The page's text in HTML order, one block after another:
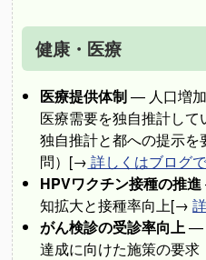
健康・医療
医療提供体制— 人口増
医療需要を独自推計して
独自推計と都への提示
問）[→ 詳しくはブログ
HPVワクチン接種の推進
知拡大と接種率向上[→
がん検診の受診率向上 —
達成に向けた施策の要求